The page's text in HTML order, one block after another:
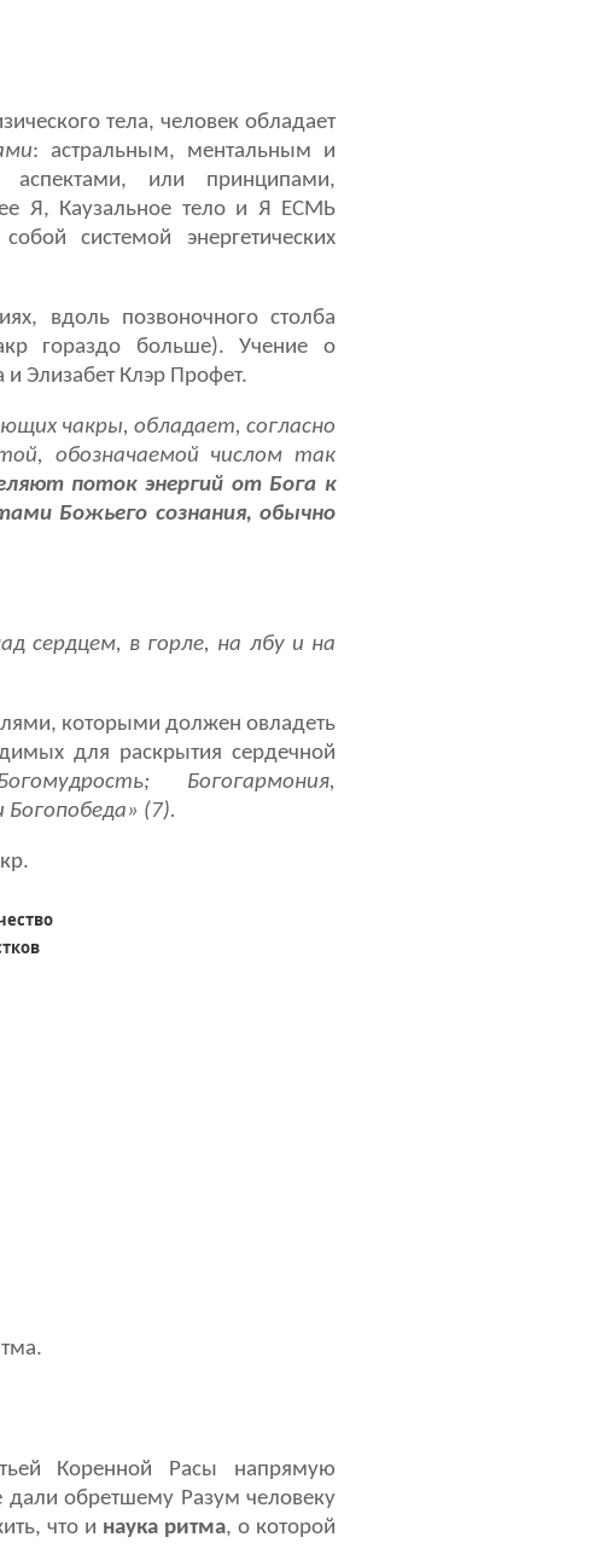
тела, человек обладает
: астральным, ментальным и
или принципами,
Я, Каузальное тело и Я ЕСМЬ
системой энергетических
вдоль позвоночного столба
гораздо больше). Учение о
Элизабет Клэр Профет.
чакры, обладает, согласно
обозначаемой числом так
поток энергий от Бога к
Божьего сознания, обычно
сердцем, в горле, на лбу и на
которыми должен овладеть
для раскрытия сердечной
Богогармония,
(7).
Коренной Расы напрямую
обретшему Разум человеку
что и наука ритма, о которой